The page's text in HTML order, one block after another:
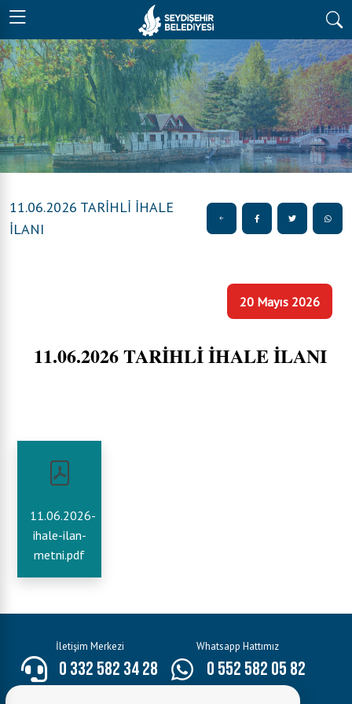
11.06.2026 TARİHLİ İHALE
İLANI
20 Mayıs 2026
11.06.2026 TARİHLİ İHALE İLANI
11.06.2026-
ihale-ilan-
metni.pdf
İletişim Merkezi
0 332 582 34 28
Whatsapp Hattımız
0 552 582 05 82